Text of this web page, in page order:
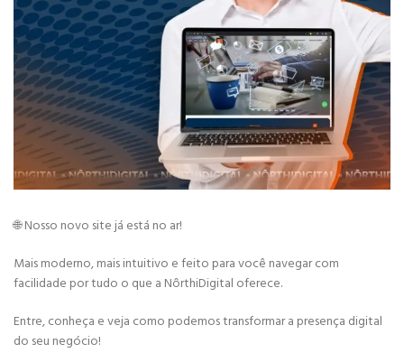
🌐 Nosso novo site já está no ar!
Mais moderno, mais intuitivo e feito para você navegar com
facilidade por tudo o que a NôrthiDigital oferece.
Entre, conheça e veja como podemos transformar a presença digital
do seu negócio!